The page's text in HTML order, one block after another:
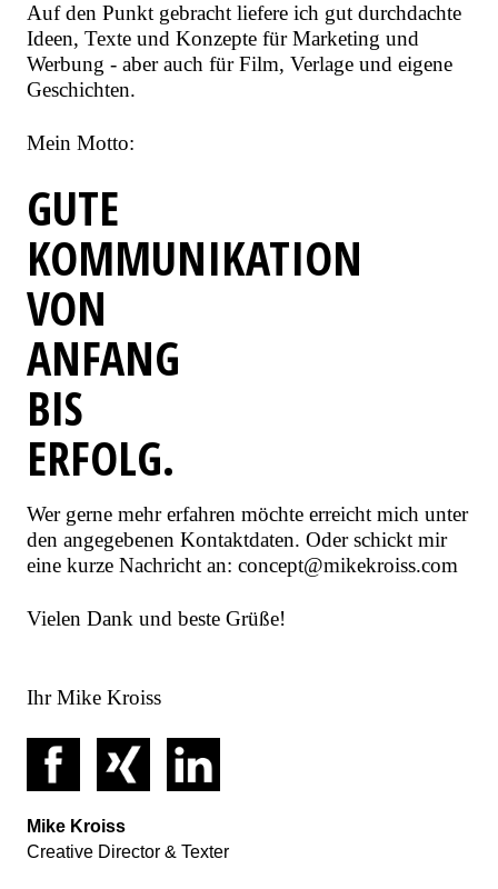
Auf den Punkt gebracht liefere ich gut durchdachte
Ideen, Texte und Konzepte für Marketing und
Werbung - aber auch für Film, Verlage und eigene
Geschichten.
Mein Motto:
GUTE
KOMMUNIKATION
VON
ANFANG
BIS
ERFOLG.
Wer gerne mehr erfahren möchte erreicht mich unter
den angegebenen Kontaktdaten. Oder schickt mir
eine kurze Nachricht an: concept@mikekroiss.com
Vielen Dank und beste Grüße!
Ihr Mike Kroiss
Mike Kroiss
Creative Director & Texter